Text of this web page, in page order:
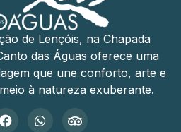
de Lençóis, na Chapada
das Águas oferece uma
que une conforto, arte e
à natureza exuberante.